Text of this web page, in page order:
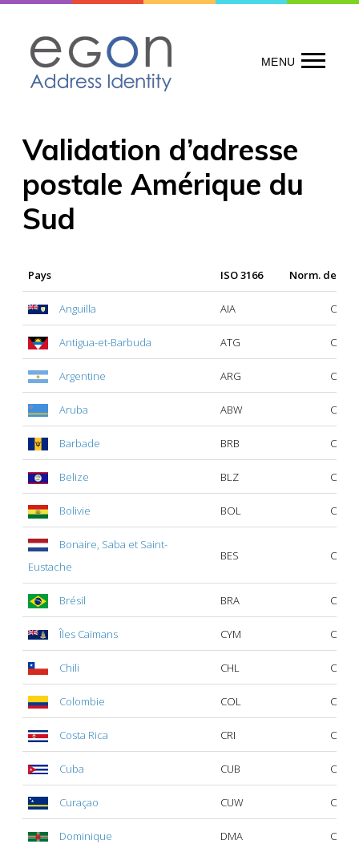
content
MENU
Validation d’adresse
postale Amérique du
Sud
Pays ISO 3166 Norm. des
Anguilla AIA Oui
Antigua-et-Barbuda ATG Oui
Argentine ARG Oui
Aruba ABW Oui
Barbade BRB Oui
Belize BLZ Oui
Bolivie BOL Oui
Bonaire, Saba et Saint-
Eustache
BES Oui
Brésil BRA Oui
Îles Caïmans CYM Oui
Chili CHL Oui
Colombie COL Oui
Costa Rica CRI Oui
Cuba CUB Oui
Curaçao CUW Oui
Dominique DMA Oui